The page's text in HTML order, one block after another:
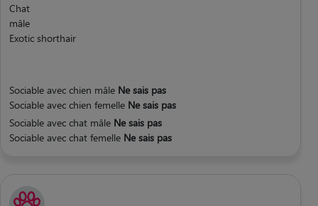
Chat
mâle
Exotic shorthair
Sociable avec chien mâle Ne sais pas
Sociable avec chien femelle Ne sais pas
Sociable avec chat mâle Ne sais pas
Sociable avec chat femelle Ne sais pas